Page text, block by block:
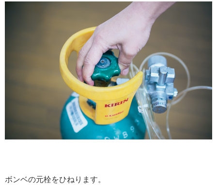
ボンベの元栓をひねります。